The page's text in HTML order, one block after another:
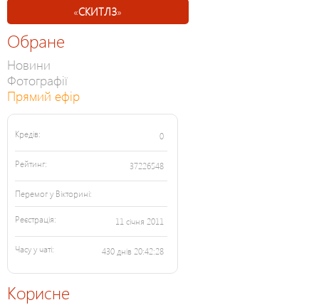
«СКИТЛЗ»
Обране
Новини
Фотографії
Прямий ефір
Кредів: 0
Рейтинг: 37226548
Перемог у Вікторині:
Реєстрація: 11 січня 2011
Часу у чаті: 430 днів 20:42:28
Корисне